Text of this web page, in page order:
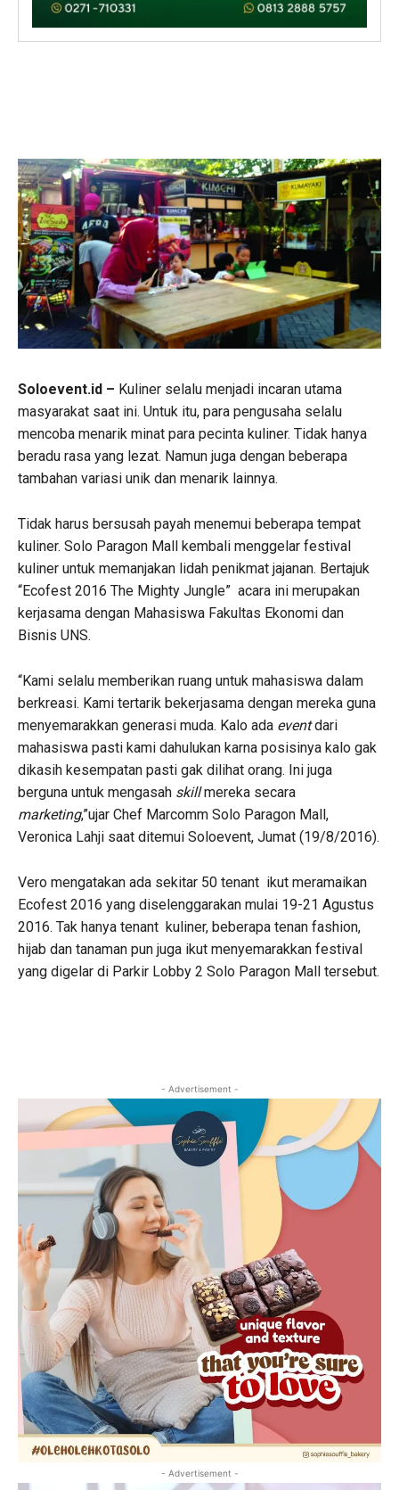
Soloevent.id – Kuliner selalu menjadi incaran utama
masyarakat saat ini. Untuk itu, para pengusaha selalu
mencoba menarik minat para pecinta kuliner. Tidak hanya
beradu rasa yang lezat. Namun juga dengan beberapa
tambahan variasi unik dan menarik lainnya.
Tidak harus bersusah payah menemui beberapa tempat
kuliner. Solo Paragon Mall kembali menggelar festival
kuliner untuk memanjakan lidah penikmat jajanan. Bertajuk
“Ecofest 2016 The Mighty Jungle” acara ini merupakan
kerjasama dengan Mahasiswa Fakultas Ekonomi dan
Bisnis UNS.
“Kami selalu memberikan ruang untuk mahasiswa dalam
berkreasi. Kami tertarik bekerjasama dengan mereka guna
menyemarakkan generasi muda. Kalo ada eventdari
mahasiswa pasti kami dahulukan karna posisinya kalo gak
dikasih kesempatan pasti gak dilihat orang. Ini juga
berguna untuk mengasah skillmereka secara
marketing,”ujar Chef Marcomm Solo Paragon Mall,
Veronica Lahji saat ditemui Soloevent, Jumat (19/8/2016).
Vero mengatakan ada sekitar 50 tenant ikut meramaikan
Ecofest 2016 yang diselenggarakan mulai 19-21 Agustus
2016. Tak hanya tenant kuliner, beberapa tenan fashion,
hijab dan tanaman pun juga ikut menyemarakkan festival
yang digelar di Parkir Lobby 2 Solo Paragon Mall tersebut.
- Advertisement -
- Advertisement -